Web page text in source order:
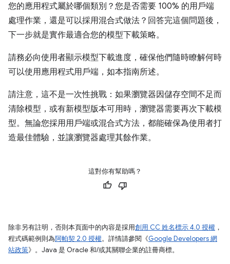
您的應用程式屬於哪個類別？您是否需要 100% 的用戶端
處理作業，還是可以採用混合式做法？回答完這個問題後，
下一步就是實作最適合您的模型下載策略。
請務必向使用者顯示模型下載進度，確保他們隨時瞭解何時
可以使用應用程式用戶端，如本指南所述。
請注意，這不是一次性挑戰：如果瀏覽器因儲存空間不足而
清除模型，或有新模型版本可用時，瀏覽器需要再次下載模
型。無論您採用用戶端或混合式方法，都能確保為使用者打
造最佳體驗，並讓瀏覽器處理其餘作業。
這對你有幫助嗎？
除非另有註明，否則本頁面中的內容是採用創用 CC 姓名標示 4.0 授權 ，
程式碼範例則為阿帕契 2.0 授權。詳情請參閱《Google Developers 網
站政策》。Java 是 Oracle 和/或其關聯企業的註冊商標。